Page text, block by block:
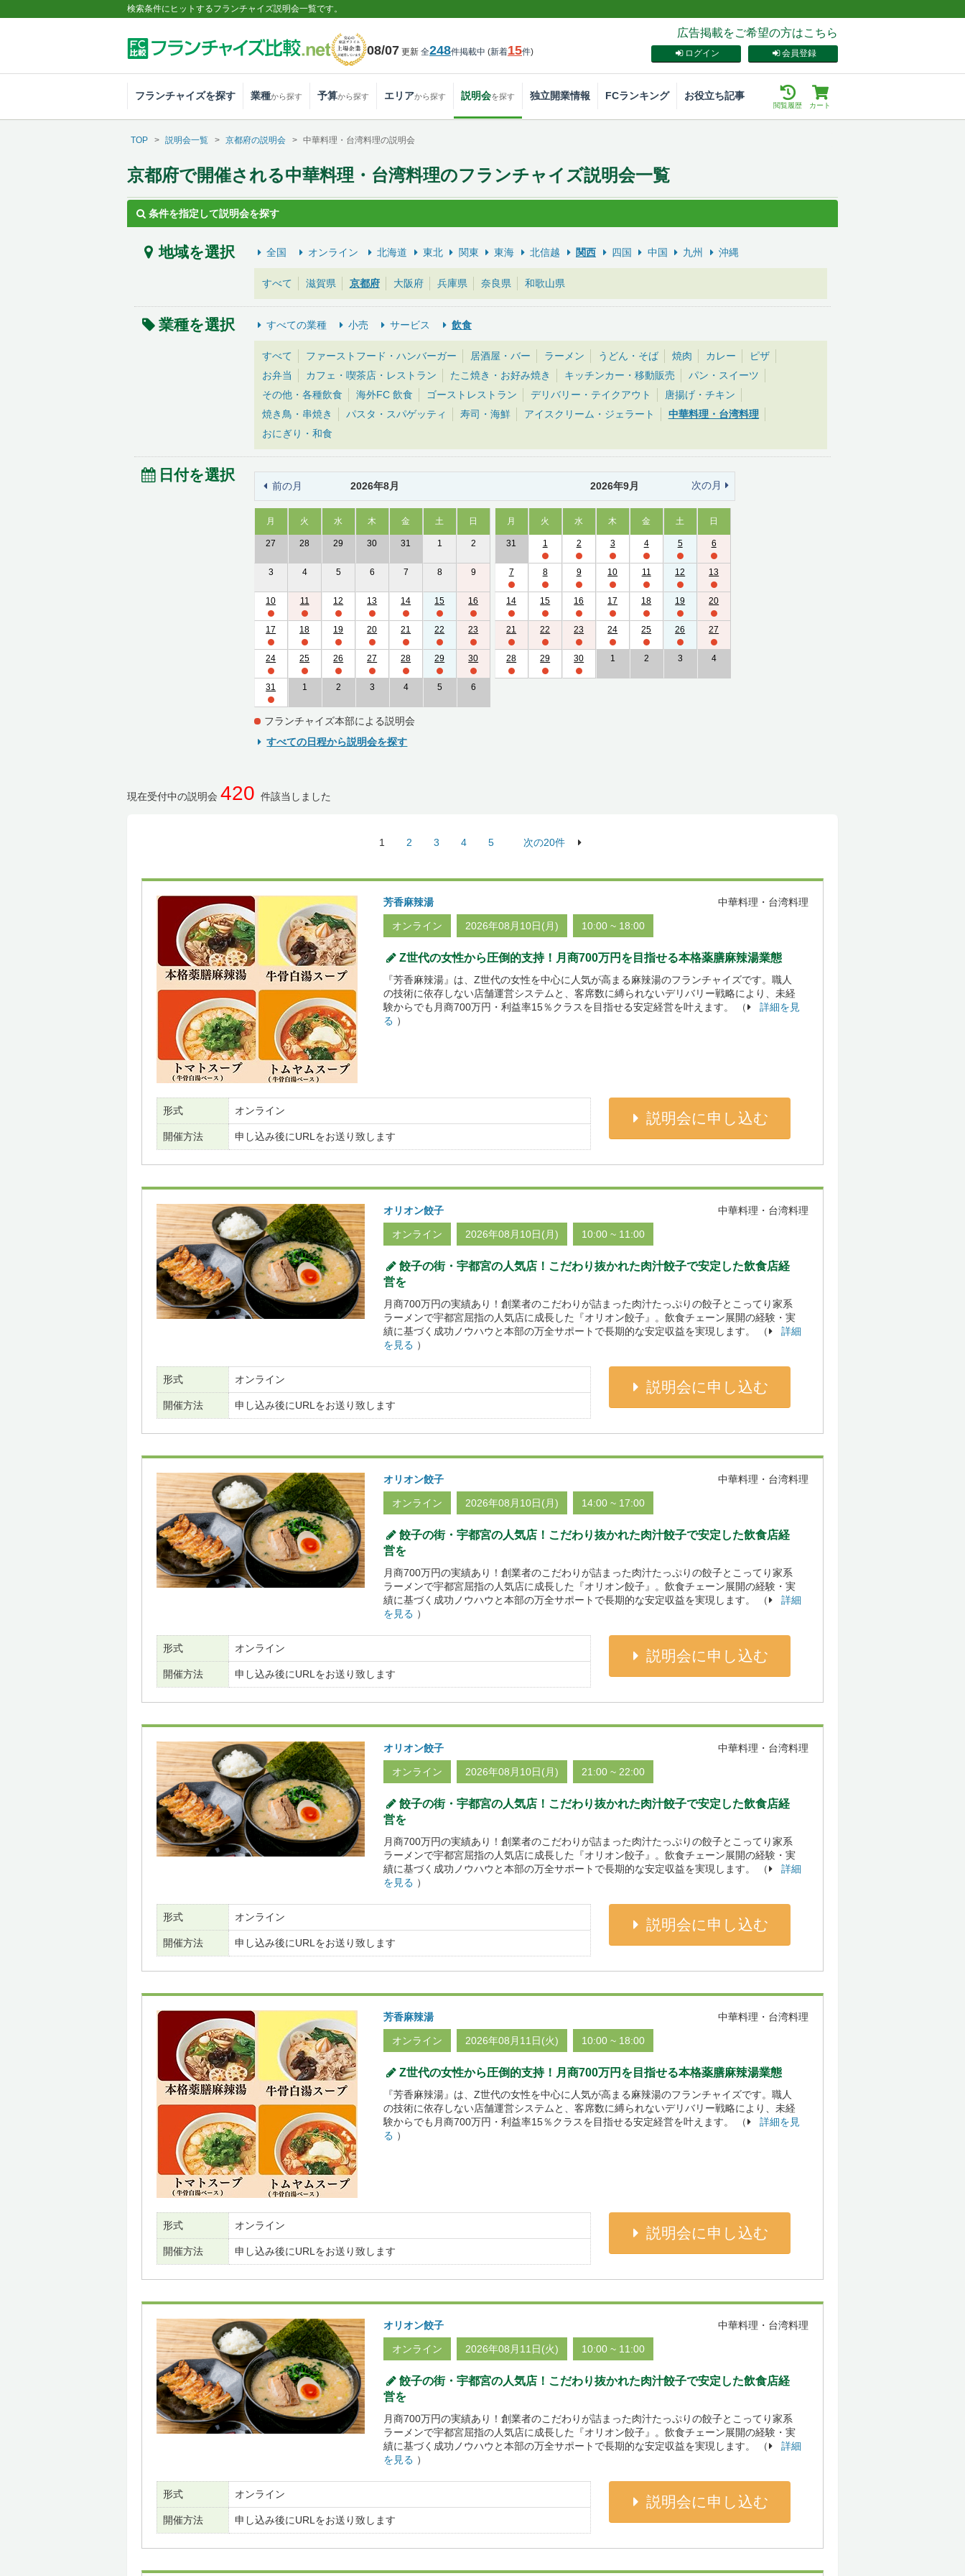
検索条件にヒットするフランチャイズ説明会一覧です。
08/07 更新 全248件掲載中 (新着15件)
広告掲載をご希望の方はこちら
会員登録
ログイン
フランチャイズを探す 業種から探す 予算から探す エリアから探す 説明会を探す 独立開業情報 FCランキング お役立ち記事
カート
閲覧履歴
TOP 説明会一覧 京都府の説明会 中華料理・台湾料理の説明会
京都府で開催される中華料理・台湾料理のフランチャイズ説明会一覧
条件を指定して説明会を探す
地域を選択 全国 オンライン 北海道 東北 関東 東海 北信越 関西 四国 中国 九州 沖縄
すべて 滋賀県 京都府 大阪府 兵庫県 奈良県 和歌山県
業種を選択 すべての業種 小売 サービス 飲食
すべて ファーストフード・ハンバーガー 居酒屋・バー ラーメン うどん・そば 焼肉 カレー
ピザ
お弁当
カフェ・喫茶店・レストラン たこ焼き・お好み焼き キッチンカー・移動販売
パン・スイーツ
その他・各種飲食
海外FC 飲食 ゴーストレストラン デリバリー・テイクアウト
唐揚げ・チキン
焼き鳥・串焼き
パスタ・スパゲッティ 寿司・海鮮 アイスクリーム・ジェラート
中華料理・台湾料理
おにぎり・和食
日付を選択
前の月 2026年8月
月 火 水 木 金 土 日
27 28 29 30 31 1 2
3 4 5 6 7 8 9
10 11 12 13 14 15 16
17 18 19 20 21 22 23
24 25 26 27 28 29 30
31 1 2 3 4 5 6
2026年9月 次の月
月 火 水 木 金 土 日
31 1 2 3 4 5 6
7 8 9 10 11 12 13
14 15 16 17 18 19 20
21 22 23 24 25 26 27
28 29 30 1 2 3 4
フランチャイズ本部による説明会
すべての日程から説明会を探す
現在受付中の説明会 420 件該当しました
1 2 3 4 5 次の20件
芳香麻辣湯 中華料理・台湾料理
オンライン 2026年08月10日(月) 10:00 ~ 18:00
Z世代の女性から圧倒的支持！月商700万円を目指せる本格薬膳麻辣湯業態
『芳香麻辣湯』は、Z世代の女性を中心に人気が高まる麻辣湯のフランチャイズです。職人
の技術に依存しない店舗運営システムと、客席数に縛られないデリバリー戦略により、未経
験からでも月商700万円・利益率15％クラスを目指せる安定経営を叶えます。 （
詳細を見
る ）
形式 オンライン
開催方法 申し込み後にURLをお送り致します
説明会に申し込む
オリオン餃子 中華料理・台湾料理
オンライン 2026年08月10日(月) 10:00 ~ 11:00
餃子の街・宇都宮の人気店！こだわり抜かれた肉汁餃子で安定した飲食店経
営を
月商700万円の実績あり！創業者のこだわりが詰まった肉汁たっぷりの餃子とこってり家系
ラーメンで宇都宮屈指の人気店に成長した『オリオン餃子』。飲食チェーン展開の経験・実
績に基づく成功ノウハウと本部の万全サポートで長期的な安定収益を実現します。 （
詳細
を見る ）
形式 オンライン
開催方法 申し込み後にURLをお送り致します
説明会に申し込む
オリオン餃子 中華料理・台湾料理
オンライン 2026年08月10日(月) 14:00 ~ 17:00
餃子の街・宇都宮の人気店！こだわり抜かれた肉汁餃子で安定した飲食店経
営を
月商700万円の実績あり！創業者のこだわりが詰まった肉汁たっぷりの餃子とこってり家系
ラーメンで宇都宮屈指の人気店に成長した『オリオン餃子』。飲食チェーン展開の経験・実
績に基づく成功ノウハウと本部の万全サポートで長期的な安定収益を実現します。 （
詳細
を見る ）
形式 オンライン
開催方法 申し込み後にURLをお送り致します
説明会に申し込む
オリオン餃子 中華料理・台湾料理
オンライン 2026年08月10日(月) 21:00 ~ 22:00
餃子の街・宇都宮の人気店！こだわり抜かれた肉汁餃子で安定した飲食店経
営を
月商700万円の実績あり！創業者のこだわりが詰まった肉汁たっぷりの餃子とこってり家系
ラーメンで宇都宮屈指の人気店に成長した『オリオン餃子』。飲食チェーン展開の経験・実
績に基づく成功ノウハウと本部の万全サポートで長期的な安定収益を実現します。 （
詳細
を見る ）
形式 オンライン
開催方法 申し込み後にURLをお送り致します
説明会に申し込む
芳香麻辣湯 中華料理・台湾料理
オンライン 2026年08月11日(火) 10:00 ~ 18:00
Z世代の女性から圧倒的支持！月商700万円を目指せる本格薬膳麻辣湯業態
『芳香麻辣湯』は、Z世代の女性を中心に人気が高まる麻辣湯のフランチャイズです。職人
の技術に依存しない店舗運営システムと、客席数に縛られないデリバリー戦略により、未経
験からでも月商700万円・利益率15％クラスを目指せる安定経営を叶えます。 （
詳細を見
る ）
形式 オンライン
開催方法 申し込み後にURLをお送り致します
説明会に申し込む
オリオン餃子 中華料理・台湾料理
オンライン 2026年08月11日(火) 10:00 ~ 11:00
餃子の街・宇都宮の人気店！こだわり抜かれた肉汁餃子で安定した飲食店経
営を
月商700万円の実績あり！創業者のこだわりが詰まった肉汁たっぷりの餃子とこってり家系
ラーメンで宇都宮屈指の人気店に成長した『オリオン餃子』。飲食チェーン展開の経験・実
績に基づく成功ノウハウと本部の万全サポートで長期的な安定収益を実現します。 （
詳細
を見る ）
形式 オンライン
開催方法 申し込み後にURLをお送り致します
説明会に申し込む